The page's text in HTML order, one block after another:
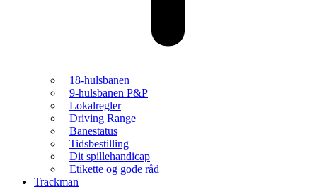
18-hulsbanen
9-hulsbanen P&P
Lokalregler
Driving Range
Banestatus
Tidsbestilling
Dit spillehandicap
Etikette og gode råd
Trackman